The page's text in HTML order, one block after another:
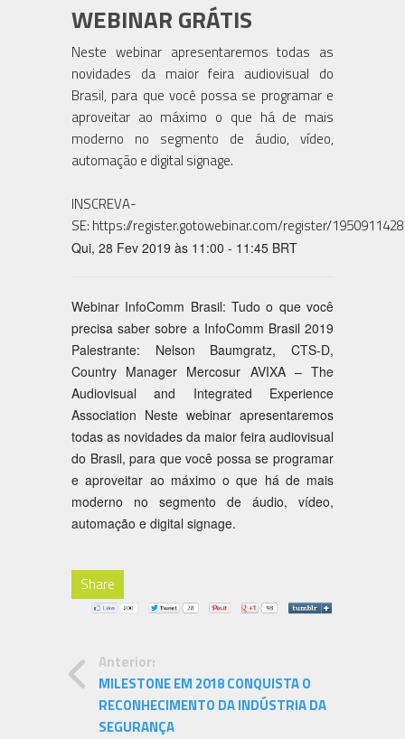
WEBINAR GRÁTIS
Neste webinar apresentaremos todas as
novidades da maior feira audiovisual do
Brasil, para que você possa se programar e
aproveitar ao máximo o que há de mais
moderno no segmento de áudio, vídeo,
automação e digital signage.
INSCREVA-
SE: https://register.gotowebinar.com/register/
Qui, 28 Fev 2019 às 11:00 - 11:45 BRT
Webinar InfoComm Brasil: Tudo o que você
precisa saber sobre a InfoComm Brasil 2019
Palestrante: Nelson Baumgratz, CTS-D,
Country Manager Mercosur AVIXA – The
Audiovisual and Integrated Experience
Association Neste webinar apresentaremos
todas as novidades da maior feira audiovisual
do Brasil, para que você possa se programar
e aproveitar ao máximo o que há de mais
moderno no segmento de áudio, vídeo,
automação e digital signage.
Share
Anterior:
MILESTONE EM 2018 CONQUISTA O
RECONHECIMENTO DA INDÚSTRIA DA
SEGURANÇA